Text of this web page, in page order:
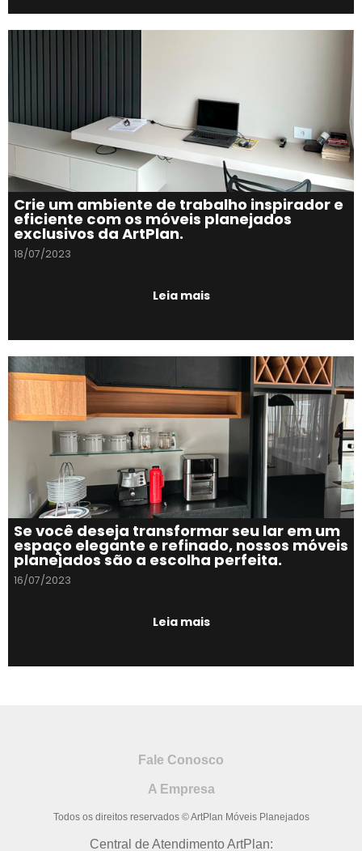
Crie um ambiente de trabalho inspirador e
eficiente com os móveis planejados
exclusivos da ArtPlan.
18/07/2023
Leia mais
Se você deseja transformar seu lar em um
espaço elegante e refinado, nossos móveis
planejados são a escolha perfeita.
16/07/2023
Leia mais
Fale Conosco
A Empresa
Todos os direitos reservados © ArtPlan Móveis Planejados
Central de Atendimento ArtPlan: